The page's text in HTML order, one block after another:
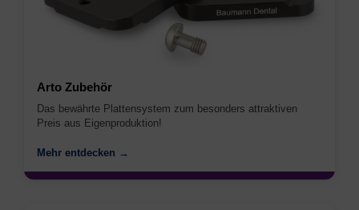
Arto Zubehör
Das bewährte Plattensystem zum besonders attraktiven
Preis aus Eigenproduktion!
Mehr entdecken →